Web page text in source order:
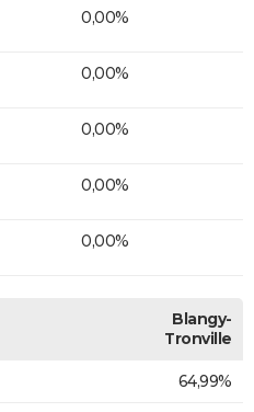
0,00%
0,00%
0,00%
0,00%
0,00%
Blangy-
Tronville
64,99%